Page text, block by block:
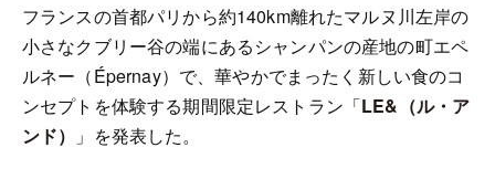
フランスの首都パリから約140km離れたマルヌ川左岸の
小さなクブリー谷の端にあるシャンパンの産地の町エペ
ルネー（Épernay）で、華やかでまったく新しい食のコ
ンセプトを体験する期間限定レストラン「LE&（ル・ア
ンド）
」を発表した。